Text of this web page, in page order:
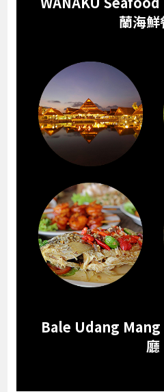
蘭海
Bale Udang
廳